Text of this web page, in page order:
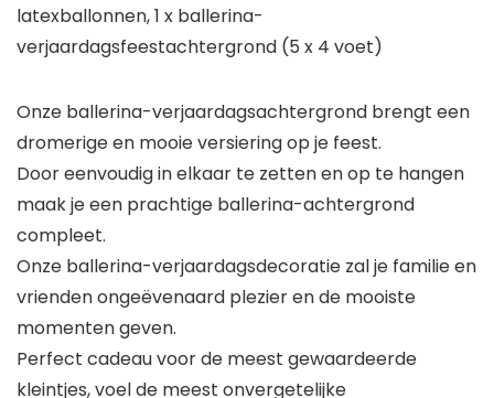
latexballonnen, 1 x ballerina-
verjaardagsfeestachtergrond (5 x 4 voet)
Onze ballerina-verjaardagsachtergrond brengt een
dromerige en mooie versiering op je feest.
Door eenvoudig in elkaar te zetten en op te hangen
maak je een prachtige ballerina-achtergrond
compleet.
Onze ballerina-verjaardagsdecoratie zal je familie en
vrienden ongeëvenaard plezier en de mooiste
momenten geven.
Perfect cadeau voor de meest gewaardeerde
kleintjes, voel de meest onvergetelijke